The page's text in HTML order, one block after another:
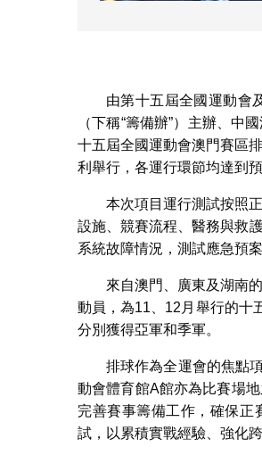
由第十五屆全國運動會
（下稱“籌備辦”）主辦、
十五屆全國運動會澳門賽區
利舉行，各運行環節均達到預
本次項目運行測試按照
設施、競賽流程、醫務與救
系統故障情況，測試應急預
來自澳門、廣東及湖南
動員，為11、12月舉行的十
分別獲得亞軍和季軍。
排球作為全運會的焦點
動會體育館A館亦為比賽場
完善賽事籌備工作，確保正
試，以累積實戰經驗、強化